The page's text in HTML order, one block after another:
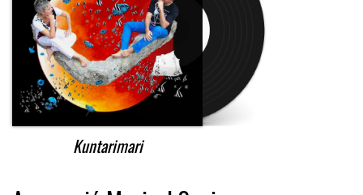
Kuntarimari